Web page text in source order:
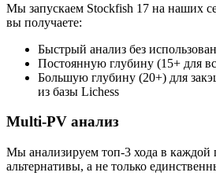
Мы запускаем Stockfish 17 на наших
вы получаете:
Быстрый анализ без
Постоянную глубину (15+ для
Большую глубину (20+) для
из базы Lichess
Multi-PV анализ
Мы анализируем топ-3 хода в каждой
альтернативы, а не только